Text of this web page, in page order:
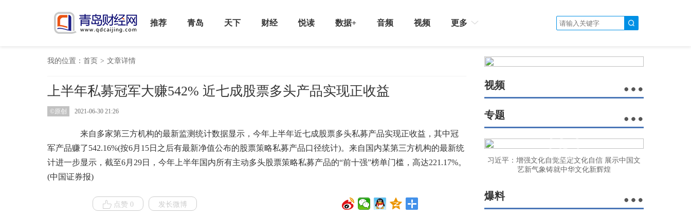
推荐 青岛 天下 财经 悦读 数据+ 音频 视频 更多
我的位置： 首页 > 文章详情
上半年私募冠军大赚542% 近七成股票多头产品实现正收益
©原创 2021-06-30 21:26
来自多家第三方机构的最新监测统计数据显示，今年上半年近七成股票多头私募产品实现正收益，其中冠
军产品赚了542.16%(按6月15日之后有最新净值公布的股票策略私募产品口径统计)。来自国内某第三方机构的最新统
计进一步显示，截至6月29日，今年上半年国内所有主动多头股票策略私募产品的“前十强”榜单门槛，高达221.17%。
(中国证券报)
点赞 0 发长微博
视频
专题
习近平：增强文化自觉坚定文化自信 展示中国文
艺新气象铸就中华文化新辉煌
爆料